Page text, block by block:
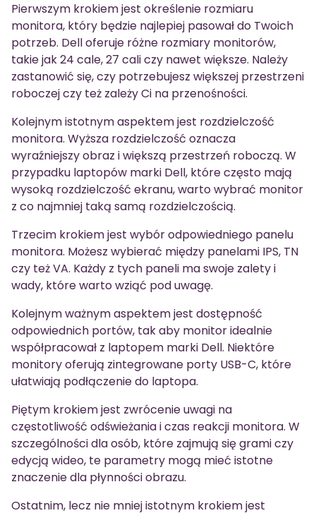
Pierwszym krokiem jest określenie rozmiaru
monitora, który będzie najlepiej pasował do Twoich
potrzeb. Dell oferuje różne rozmiary monitorów,
takie jak 24 cale, 27 cali czy nawet większe. Należy
zastanowić się, czy potrzebujesz większej przestrzeni
roboczej czy też zależy Ci na przenośności.
Kolejnym istotnym aspektem jest rozdzielczość
monitora. Wyższa rozdzielczość oznacza
wyraźniejszy obraz i większą przestrzeń roboczą. W
przypadku laptopów marki Dell, które często mają
wysoką rozdzielczość ekranu, warto wybrać monitor
z co najmniej taką samą rozdzielczością.
Trzecim krokiem jest wybór odpowiedniego panelu
monitora. Możesz wybierać między panelami IPS, TN
czy też VA. Każdy z tych paneli ma swoje zalety i
wady, które warto wziąć pod uwagę.
Kolejnym ważnym aspektem jest dostępność
odpowiednich portów, tak aby monitor idealnie
współpracował z laptopem marki Dell. Niektóre
monitory oferują zintegrowane porty USB-C, które
ułatwiają podłączenie do laptopa.
Piętym krokiem jest zwrócenie uwagi na
częstotliwość odświeżania i czas reakcji monitora. W
szczególności dla osób, które zajmują się grami czy
edycją wideo, te parametry mogą mieć istotne
znaczenie dla płynności obrazu.
Ostatnim, lecz nie mniej istotnym krokiem jest